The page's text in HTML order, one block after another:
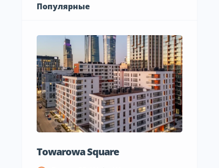
Популярные
Towarowa Square